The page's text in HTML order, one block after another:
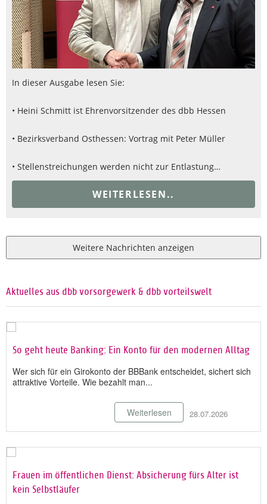
In dieser Ausgabe lesen Sie:
• Heini Schmitt ist Ehrenvorsitzender des dbb Hessen
• Bezirksverband Osthessen: Vortrag mit Peter Müller
• Stellenstreichungen werden nicht zur Entlastung…
WEITERLESEN..
Weitere Nachrichten anzeigen
Aktuelles aus dbb vorsorgewerk & dbb vorteilswelt
So geht heute Banking: Ein Konto für den modernen Alltag
Wer sich für ein Girokonto der BBBank entscheidet, sichert sich
attraktive Vorteile. Wie bezahlt man...
28.07.2026
Weiterlesen
Frauen im öffentlichen Dienst: Absicherung fürs Alter ist
kein Selbstläufer